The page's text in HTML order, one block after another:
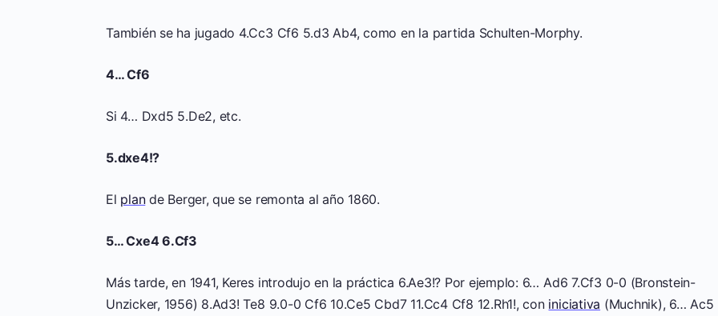
También se ha jugado 4.Cc3 Cf6 5.d3 Ab4, como en la partida Schulten-Morphy.
4… Cf6
Si 4… Dxd5 5.De2, etc.
5.dxe4!?
El plande Berger, que se remonta al año 1860.
5… Cxe4 6.Cf3
Más tarde, en 1941, Keres introdujo en la práctica 6.Ae3!? Por ejemplo: 6… Ad6 7.Cf3 0-0 (Bronstein-
Unzicker, 1956) 8.Ad3! Te8 9.0-0 Cf6 10.Ce5 Cbd7 11.Cc4 Cf8 12.Rh1!, con iniciativa (Muchnik), 6… Ac5